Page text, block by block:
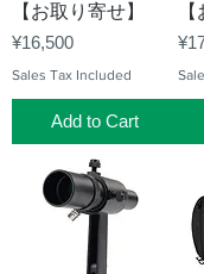
【お取り寄せ】
Price
¥16,500
Sales Tax Included
Add to Cart